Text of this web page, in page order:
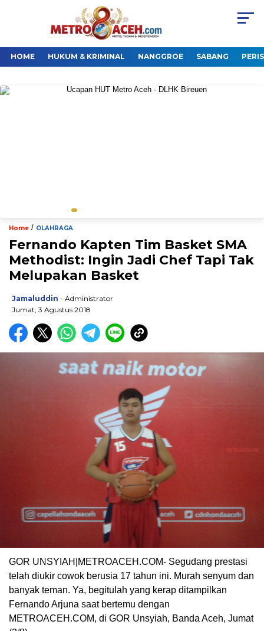
HOME HUKUM & KRIMINAL NANGGROE SABANG
Home / OLAHRAGA
Fernando Kapten Tim Basket SMA
Methodist: Ingin Jadi Chef Tapi Tak
Melupakan Basket
Jamaluddin - Administrator
Jumat, 3 Agustus 2018
GOR UNSYIAH|METROACEH.COM- Segudang prestasi
telah diukir cowok berusia 17 tahun ini. Murah senyum dan
banyak teman. Ya, begitulah yang kerap ditampilkan
Fernando Arjuna saat bertemu dengan
METROACEH.COM, di GOR Unsyiah, Banda Aceh, Jumat